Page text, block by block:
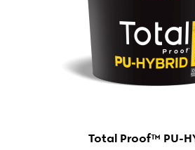
Total Proof™ PU-